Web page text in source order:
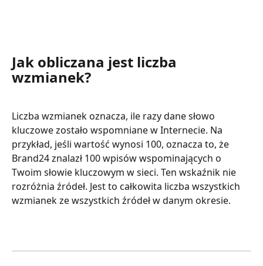
Jak obliczana jest liczba
wzmianek?
Liczba wzmianek oznacza, ile razy dane słowo
kluczowe zostało wspomniane w Internecie. Na
przykład, jeśli wartość wynosi 100, oznacza to, że
Brand24 znalazł 100 wpisów wspominających o
Twoim słowie kluczowym w sieci. Ten wskaźnik nie
rozróżnia źródeł. Jest to całkowita liczba wszystkich
wzmianek ze wszystkich źródeł w danym okresie.